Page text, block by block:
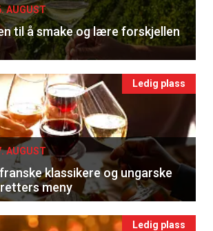
AUGUST
til å smake og lære forskjellen
Ledig plass
AUGUST
klassikere og ungarske
meny
Ledig plass